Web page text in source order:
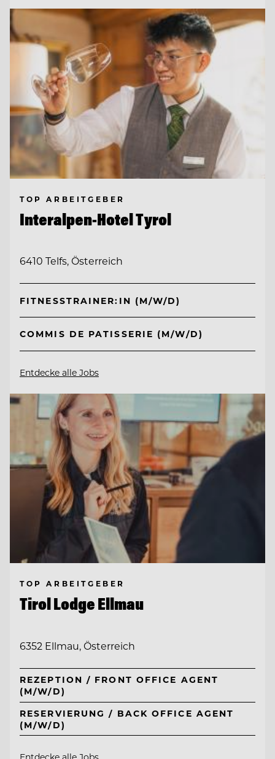
TOP ARBEITGEBER
Interalpen-Hotel Tyrol
6410 Telfs, Österreich
FITNESSTRAINER:IN (M/W/D)
COMMIS DE PATISSERIE (M/W/D)
Entdecke alle Jobs
TOP ARBEITGEBER
Tirol Lodge Ellmau
6352 Ellmau, Österreich
REZEPTION / FRONT OFFICE AGENT
(M/W/D)
RESERVIERUNG / BACK OFFICE AGENT
(M/W/D)